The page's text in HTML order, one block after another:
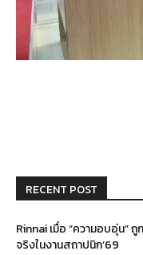
RECENT POST
Rinnai เมื่อ “ความอบอุ่น”
จริงในงานสถาปนิก’69